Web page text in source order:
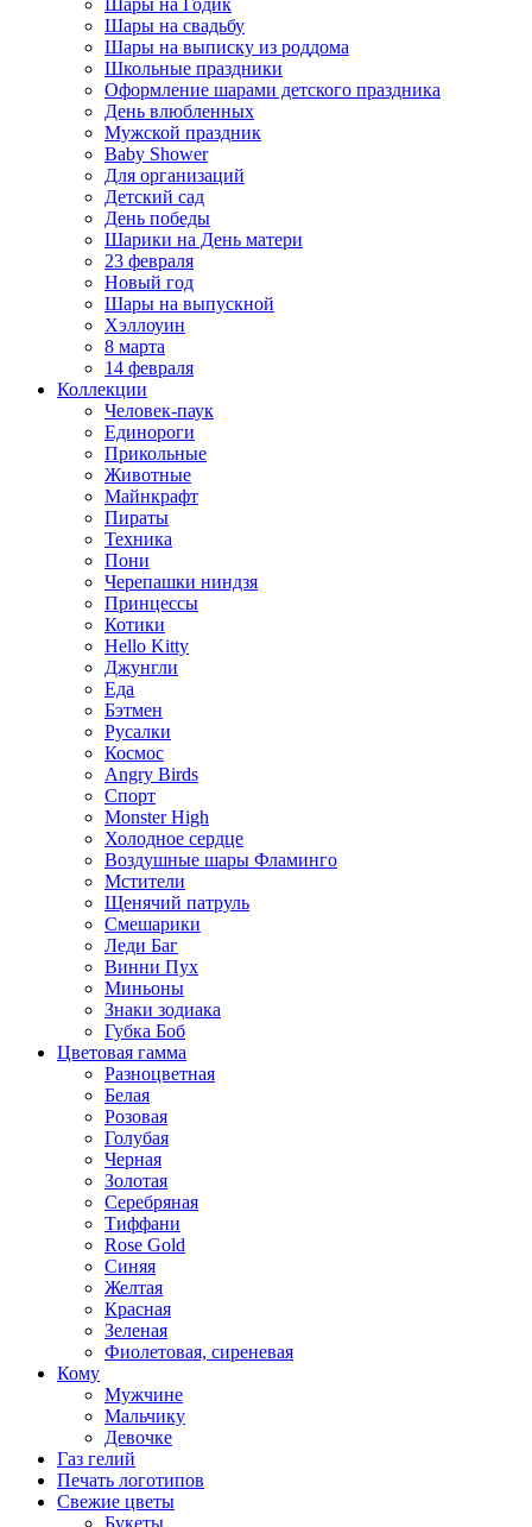
Шары на свадьбу
Шары на выписку из роддома
Школьные праздники
Оформление шарами детского праздника
День влюбленных
Мужской праздник
Baby Shower
Для организаций
Детский сад
День победы
Шарики на День матери
23 февраля
Новый год
Шары на выпускной
Хэллоуин
8 марта
14 февраля
Коллекции
Человек-паук
Единороги
Прикольные
Животные
Майнкрафт
Пираты
Техника
Пони
Черепашки ниндзя
Принцессы
Котики
Hello Kitty
Джунгли
Еда
Бэтмен
Русалки
Космос
Angry Birds
Спорт
Monster High
Холодное сердце
Воздушные шары Фламинго
Мстители
Щенячий патруль
Смешарики
Леди Баг
Винни Пух
Миньоны
Знаки зодиака
Губка Боб
Цветовая гамма
Разноцветная
Белая
Розовая
Голубая
Черная
Золотая
Серебряная
Тиффани
Rose Gold
Синяя
Желтая
Красная
Зеленая
Фиолетовая, сиреневая
Кому
Мужчине
Мальчику
Девочке
Газ гелий
Печать логотипов
Свежие цветы
Букеты